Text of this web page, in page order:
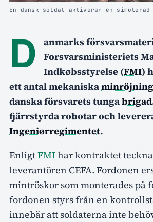
En dansk soldat aktiverar en simulerad
D
anmarks
Forsvarsministeriets
Indkøbsstyrelse (FMI)
ett antal mekaniska
danska försvarets tungabrigad
fjärrstyrda robotar och
Ingeniørregimentet.
EnligtFMI har kontraktet
leverantören CEFA. Fordonen
mintröskor som monterades på
fordonen styrs från en
innebär att soldaterna inte